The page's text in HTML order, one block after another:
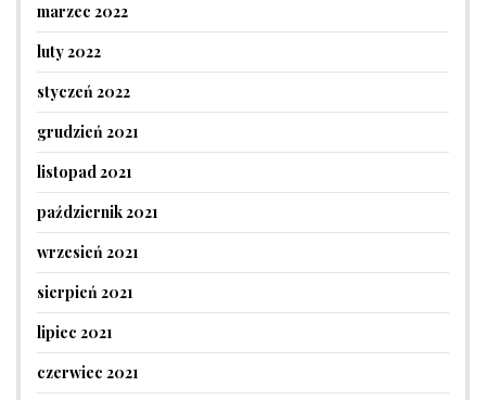
marzec 2022
luty 2022
styczeń 2022
grudzień 2021
listopad 2021
październik 2021
wrzesień 2021
sierpień 2021
lipiec 2021
czerwiec 2021